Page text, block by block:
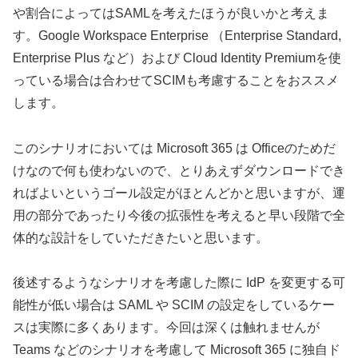
や割合によってはSAMLを考えたほうが良いかと考えま
す。Google Workspace Enterprise （Enterprise Standard,
Enterprise Plus など）および Cloud Identity Premiumを使
っている場合は合わせてSCIMも考慮することをおススメ
します。
このシナリオにおいては Microsoft 365 は Officeのためだ
けなので何も使わないので、とりあえずダウンロードでき
ればよいというゴール設定がほとんどかと思いますが、運
用の部分であったり今後の拡張性を考えると早い段階で全
体的な設計をしていただきたいと思います。
後述するようなシナリオを考慮した際に IdP を変更する可
能性が低い場合は SAML や SCIM の設定をしているケー
スは実際に多くあります。今回は深くは触れませんが
Teams などのシナリオを考慮して Microsoft 365 に独自ド